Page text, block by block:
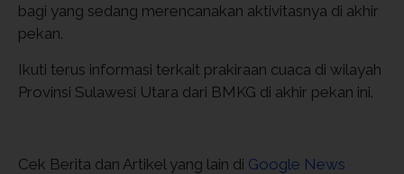
bagi yang sedang merencanakan aktivitasnya di akhir
pekan.
Ikuti terus informasi terkait prakiraan cuaca di wilayah
Provinsi Sulawesi Utara dari BMKG di akhir pekan ini.
Cek Berita dan Artikel yang lain di Google News